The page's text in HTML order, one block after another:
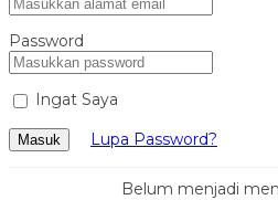
Password
Ingat Saya
Masuk Lupa Password?
Belum menjadi